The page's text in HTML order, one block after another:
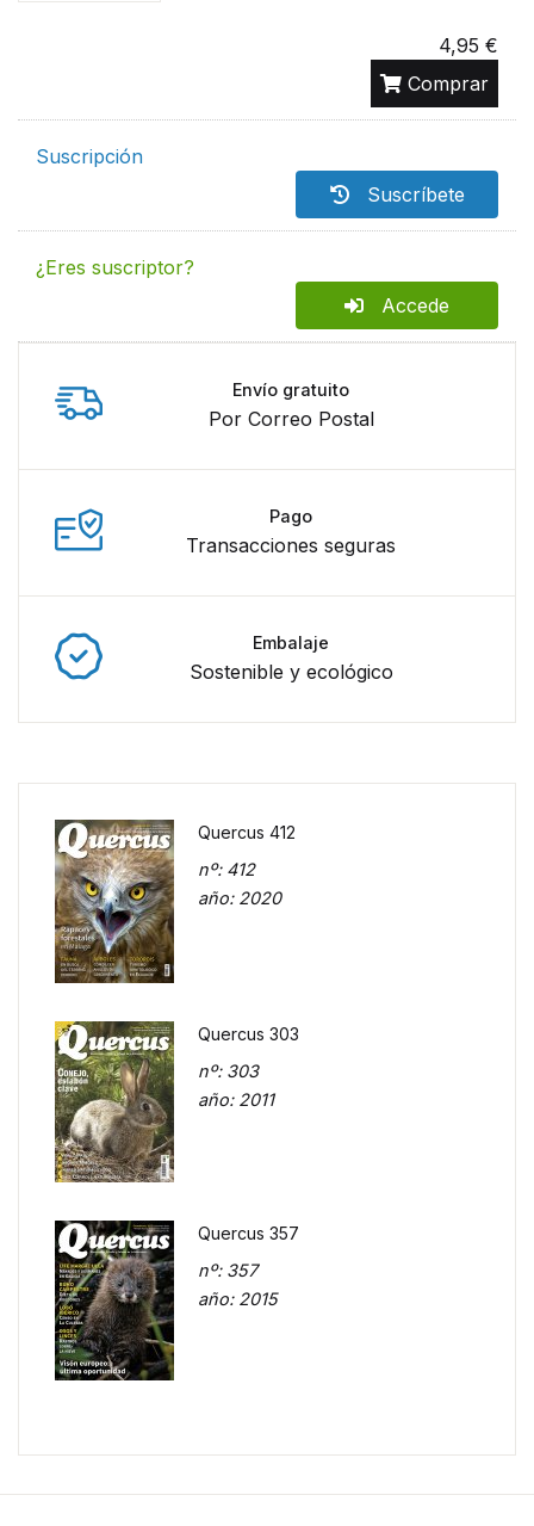
4,95 €
Comprar
Suscripción
Suscríbete
¿Eres suscriptor?
Accede
Envío gratuito
Por Correo Postal
Pago
Transacciones seguras
Embalaje
Sostenible y ecológico
Quercus 412
nº: 412
año: 2020
Quercus 303
nº: 303
año: 2011
Quercus 357
nº: 357
año: 2015